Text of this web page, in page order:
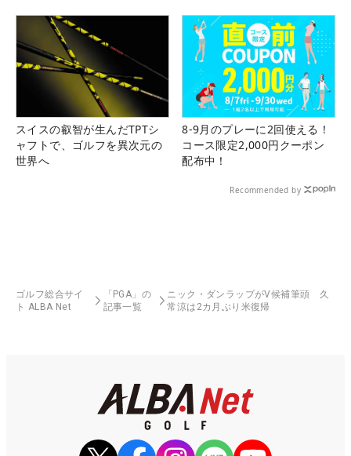
スイスの叡智が生んだTPTシ
ャフトで、ゴルフを異次元の
世界へ
8-9月のプレーに2回使える！
コース限定2,000円クーポン
配布中！
Recommended by
ゴルフ総合サイ
ト ALBA Net
「PGA」の
記事一覧
ニック・ダンラップがV候補筆頭 久
常涼は2カ月ぶり米復帰